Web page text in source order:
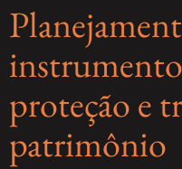
proteção e
patrimônio